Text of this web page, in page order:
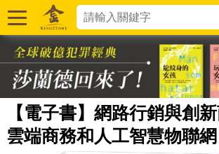
【電子書】網路行銷與創
雲端商務和人工智慧物聯網